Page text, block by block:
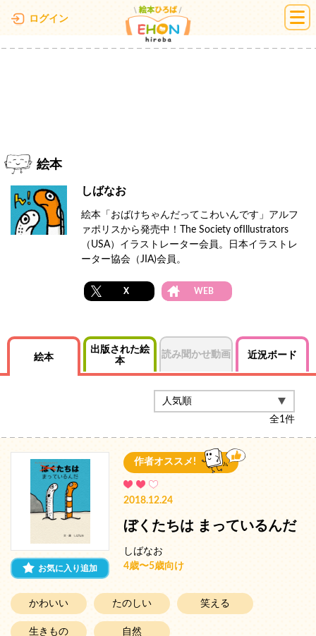
ログイン 絵本ひろば
絵本
しばなお
絵本「おばけちゃんだってこわいんです」アルフ
ァポリスから発売中！The Society ofIllustrators
（USA）イラストレーター会員。日本イラストレ
ーター協会（JIA)会員。
X WEB
絵本
出版された絵
本
読み聞かせ動画 近況ボード
全1件
お気に入り追加
作者オススメ!
2018.12.24
ぼくたちは まっているんだ
しばなお
4歳〜5歳向け
かわいい たのしい 笑える
生きもの 自然